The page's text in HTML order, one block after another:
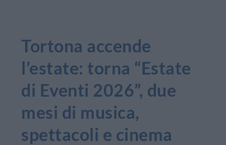
Tortona accende
l’estate: torna “Estate
di Eventi 2026”, due
mesi di musica,
spettacoli e cinema